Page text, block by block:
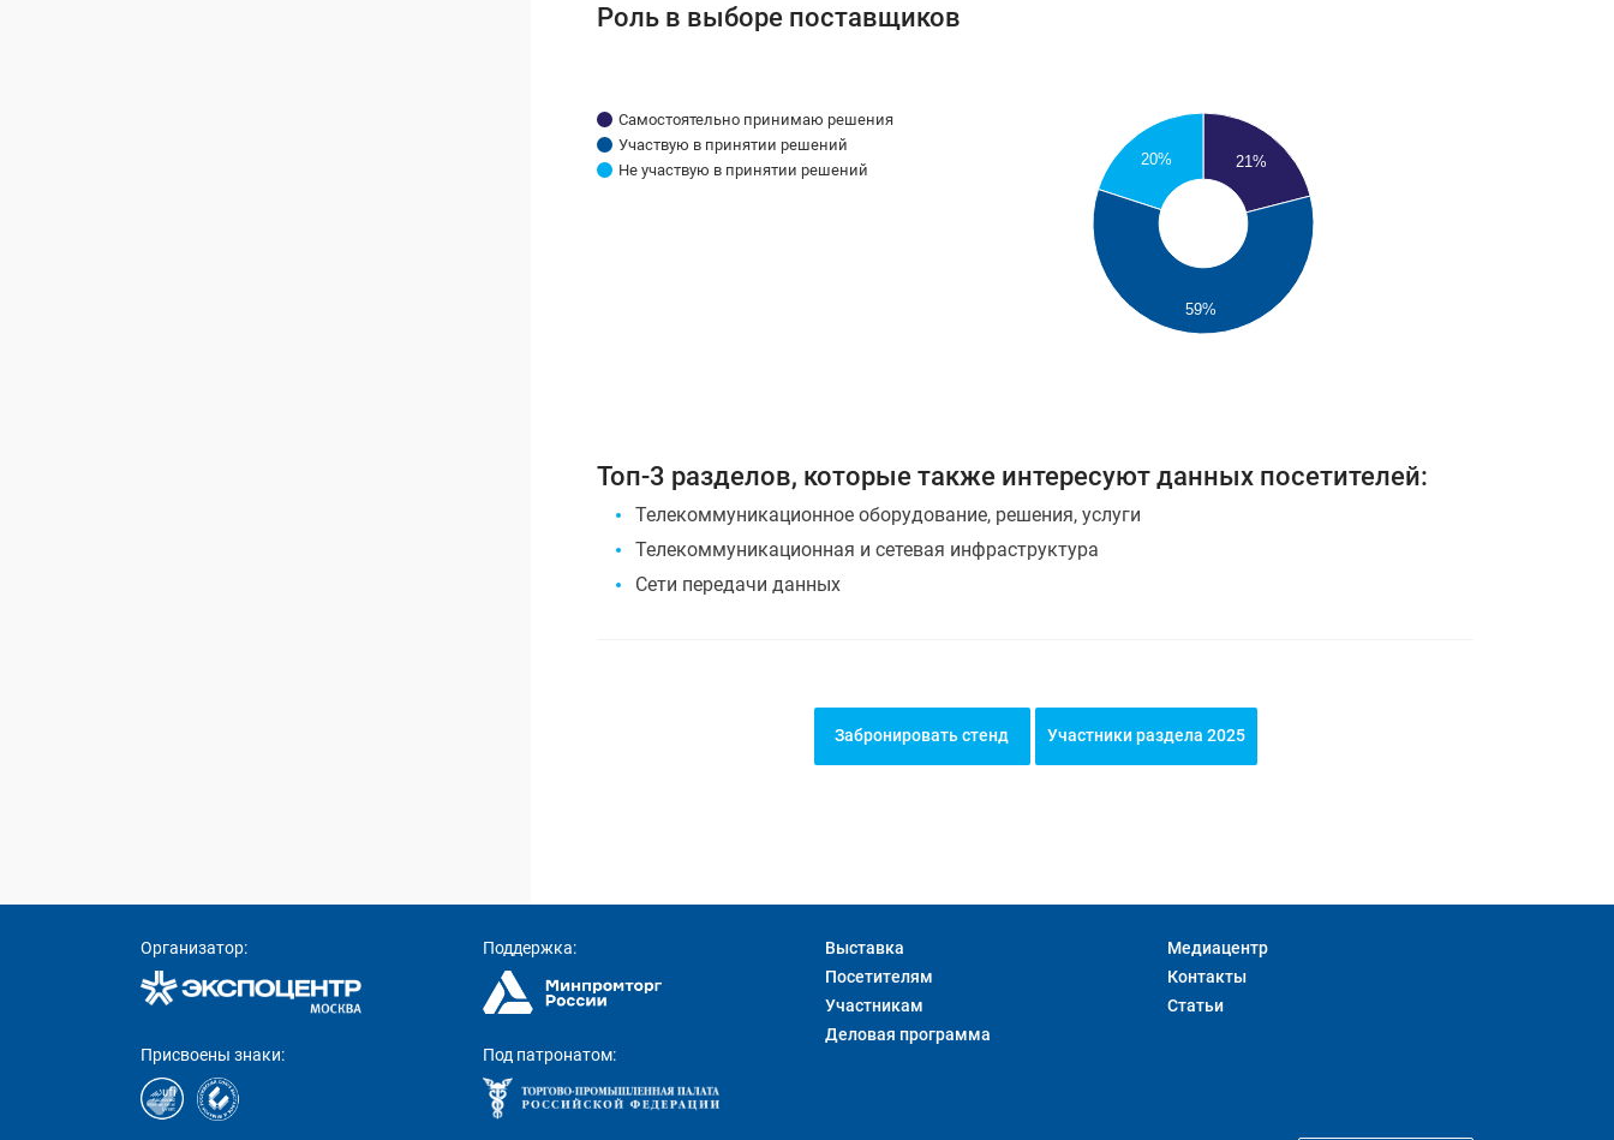
Роль в выборе поставщиков
Самостоятельно принимаю решения
Участвую в принятии решений
Не участвую в принятии решений
21%
20%
59%
Топ-3 разделов, которые также интересуют данных посетителей:
Телекоммуникационное оборудование, решения, услуги
Телекоммуникационная и сетевая инфраструктура
Сети передачи данных
Забронировать стенд Участники раздела 2025
Организатор:
Присвоены знаки:
Поддержка:
Под патронатом:
Выставка
Посетителям
Участникам
Деловая программа
Медиацентр
Контакты
Статьи